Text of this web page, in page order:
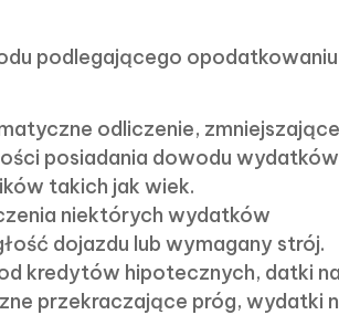
podlegającego
odliczenie,
posiadania dowodu
takich jak wiek.
niektórych wydatków
dojazdu lub wymagany strój.
kredytów hipotecznych, datki
przekraczające próg, wydatki